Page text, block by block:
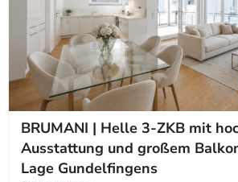
BRUMANI | Helle 3-ZKB mit
Ausstattung und großem
Lage Gundelfingens